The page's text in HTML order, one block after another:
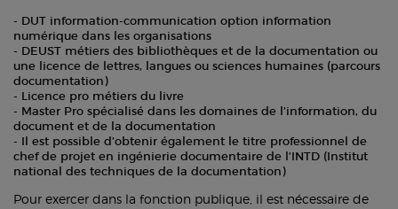
DUT information-communication option information
numérique dans les organisations
DEUST métiers des bibliothèques et de la documentation ou
une licence de lettres, langues ou sciences humaines (parcours
documentation)
Licence pro métiers du livre
Master Pro spécialisé dans les domaines de l’information, du
document et de la documentation
Il est possible d’obtenir également le titre professionnel de
chef de projet en ingénierie documentaire de l’INTD (Institut
national des techniques de la documentation)
Pour exercer dans la fonction publique, il est nécessaire de